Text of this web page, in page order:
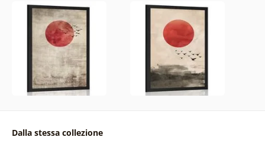
Dalla stessa collezione